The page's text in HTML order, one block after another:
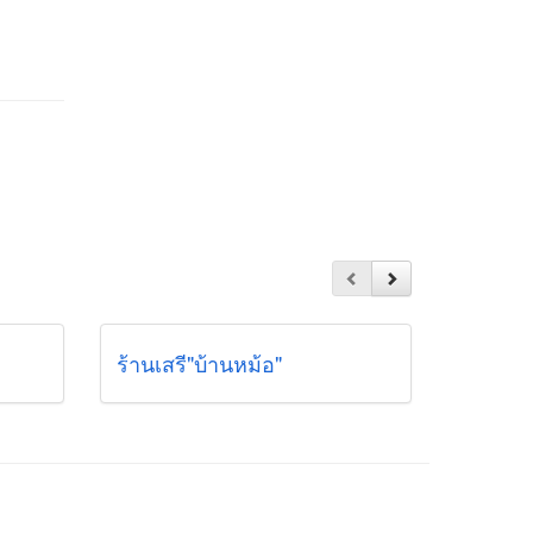
ร้านเสรี"บ้านหม้อ"